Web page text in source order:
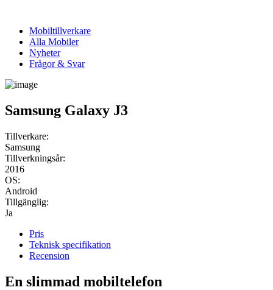
Mobiltillverkare
Alla Mobiler
Nyheter
Frågor & Svar
Samsung Galaxy J3
Tillverkare:
Samsung
Tillverkningsår:
2016
OS:
Android
Tillgänglig:
Ja
Pris
Teknisk specifikation
Recension
En slimmad mobiltelefon